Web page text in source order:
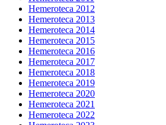
Hemeroteca 2012
Hemeroteca 2013
Hemeroteca 2014
Hemeroteca 2015
Hemeroteca 2016
Hemeroteca 2017
Hemeroteca 2018
Hemeroteca 2019
Hemeroteca 2020
Hemeroteca 2021
Hemeroteca 2022